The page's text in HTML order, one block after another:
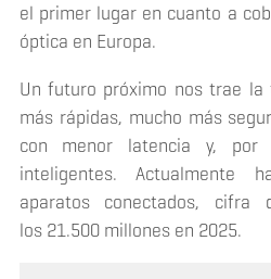
el primer lugar en cuanto a
óptica en Europa.
Un futuro próximo nos trae la
más rápidas, mucho más
con menor latencia y, por
inteligentes. Actualmente
aparatos conectados, cifra
los 21.500 millones en 2025.